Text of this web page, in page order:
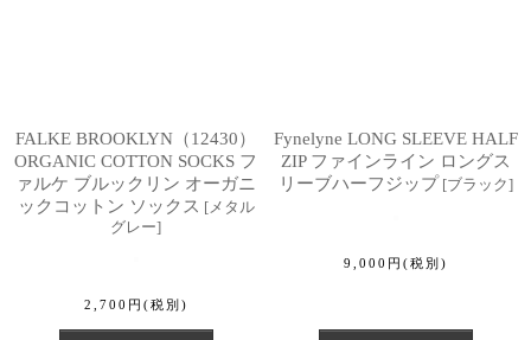
FALKE BROOKLYN（12430）
ORGANIC COTTON SOCKS フ
ァルケ ブルックリン オーガニ
ックコットン ソックス [メタル
グレー]
2,700 円 (税別)
Fynelyne LONG SLEEVE HALF
ZIP ファインライン ロングス
リーブハーフジップ [ブラック]
9,000 円 (税別)